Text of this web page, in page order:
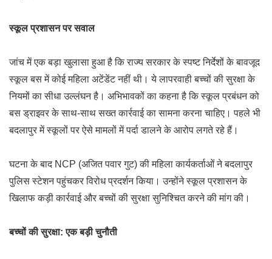
स्कूल प्रशासन पर सवाल
जांच में एक बड़ा खुलासा हुआ है कि राज्य सरकार के स्पष्ट निर्देशों के बावजूद
स्कूल बस में कोई महिला अटेंडेंट नहीं थी। ये लापरवाही बच्चों की सुरक्षा के
नियमों का सीधा उल्लंघन है। अभिभावकों का कहना है कि स्कूल प्रबंधन को
बस ड्राइवर के साथ-साथ सख्त कार्रवाई का सामना करना चाहिए। पहले भी
बदलापुर में स्कूलों पर ऐसे मामलों में पर्दा डालने के आरोप लगते रहे हैं।
घटना के बाद NCP (अजित पवार गुट) की महिला कार्यकर्ताओं ने बदलापुर
पुलिस स्टेशन पहुंचकर विरोध प्रदर्शन किया। उन्होंने स्कूल प्रशासन के
खिलाफ कड़ी कार्रवाई और बच्चों की सुरक्षा सुनिश्चित करने की मांग की।
बच्चों की सुरक्षा: एक बड़ी चुनौती